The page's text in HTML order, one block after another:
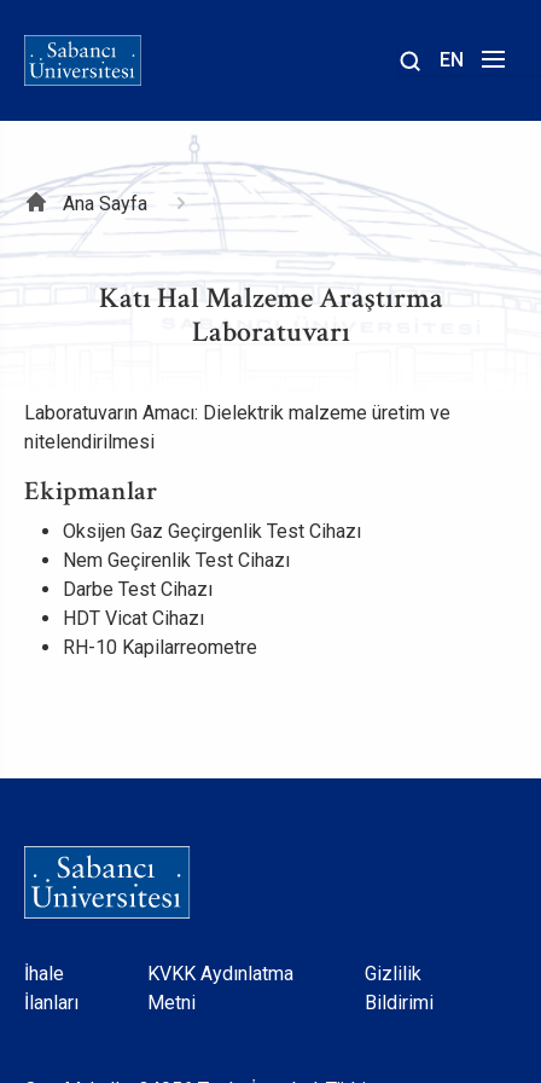
EN
Sayfa
yolu
Ana Sayfa
Katı Hal Malzeme Araştırma
Laboratuvarı
Laboratuvarın Amacı: Dielektrik malzeme üretim ve
nitelendirilmesi
Ekipmanlar
Oksijen Gaz Geçirgenlik Test Cihazı
Nem Geçirenlik Test Cihazı
Darbe Test Cihazı
HDT Vicat Cihazı
RH-10 Kapilarreometre
Dipnot
İhale
İlanları
KVKK Aydınlatma
Metni
Gizlilik
Bildirimi